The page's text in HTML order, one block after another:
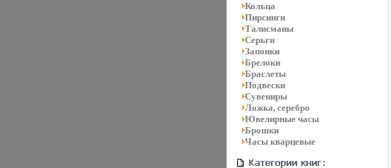
Кольца
Пирсинги
Талисманы
Серьги
Запонки
Брелоки
Браслеты
Подвески
Сувениры
Ложка, серебро
Ювелирные часы
Брошки
Часы кварцевые